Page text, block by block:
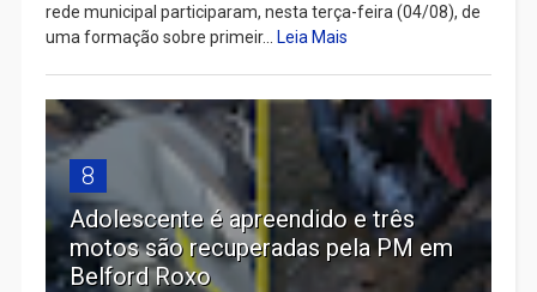
rede municipal participaram, nesta terça-feira (04/08), de
uma formação sobre primeir... Leia Mais
8
Adolescente é apreendido e três
motos são recuperadas pela PM em
Belford Roxo